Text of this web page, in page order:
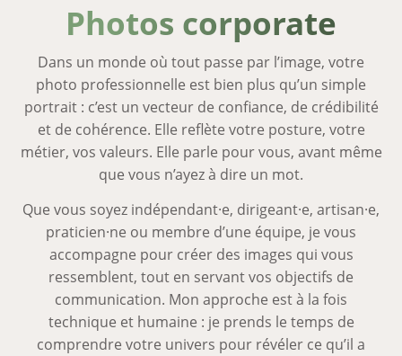
Photos corporate
Dans un monde où tout passe par l’image, votre
photo professionnelle est bien plus qu’un simple
portrait : c’est un vecteur de confiance, de crédibilité
et de cohérence. Elle reflète votre posture, votre
métier, vos valeurs. Elle parle pour vous, avant même
que vous n’ayez à dire un mot.
Que vous soyez indépendant·e, dirigeant·e, artisan·e,
praticien·ne ou membre d’une équipe, je vous
accompagne pour créer des images qui vous
ressemblent, tout en servant vos objectifs de
communication. Mon approche est à la fois
technique et humaine : je prends le temps de
comprendre votre univers pour révéler ce qu’il a